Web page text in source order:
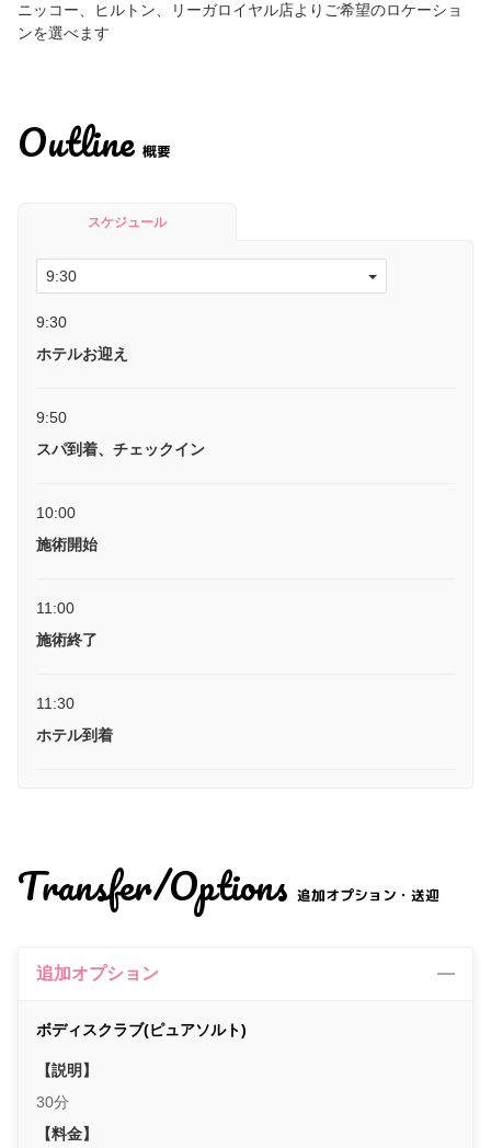
ニッコー、ヒルトン、リーガロイヤル店よりご希望のロケーショ
ンを選べます
Outline 概要
スケジュール
9:30
ホテルお迎え
9:50
スパ到着、チェックイン
10:00
施術開始
11:00
施術終了
11:30
ホテル到着
Transfer/Options 追加オプション・送迎
追加オプション
ボディスクラブ(ピュアソルト)
【説明】
30分
【料金】